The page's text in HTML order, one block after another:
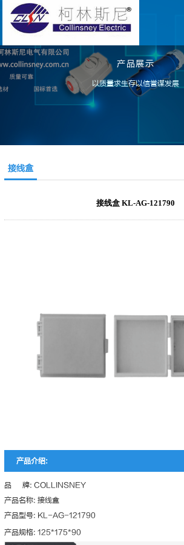
产品展示
以质量求生存以信誉谋发展
0517-
接线盒
接线盒 KL-AG-121790
产品介绍:
品 牌: COLLINSNEY
产品名称: 接线盒
产品型号: KL-AG-121790
产品规格: 125*175*90